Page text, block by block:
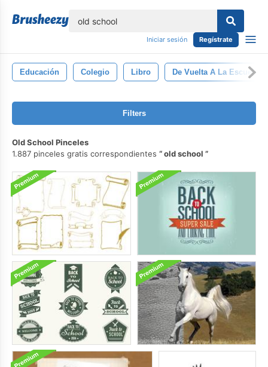
Iniciar sesión Regístrate
Educación Colegio Libro De Vuelta A La Escuela
Filters
Old School Pinceles
1.887 pinceles gratis correspondientes
old school